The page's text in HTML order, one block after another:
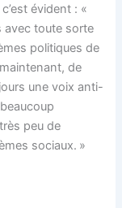
évident : «
avec toute sorte
politiques de
de
une voix anti-
peu de
sociaux. »